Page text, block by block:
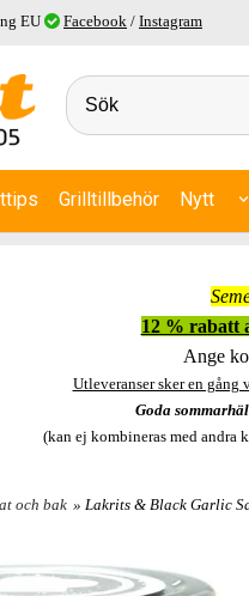
EU Facebook / Instagram
Grilltillbehör Nytt
12 % rabatt
Ange
Utleveranser sker en gång
Goda
(kan ej kombineras med andra
och bak » Lakrits & Black Garlic